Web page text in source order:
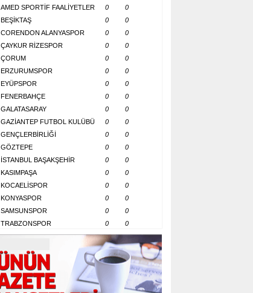
AMED SPORTİF FAALİYETLER 0
0
BEŞİKTAŞ 0
0
CORENDON ALANYASPOR 0
0
ÇAYKUR RİZESPOR 0
0
ÇORUM 0
0
ERZURUMSPOR 0
0
EYÜPSPOR 0
0
FENERBAHÇE 0
0
GALATASARAY 0
0
GAZİANTEP FUTBOL KULÜBÜ 0
0
GENÇLERBİRLİĞİ 0
0
GÖZTEPE 0
0
İSTANBUL BAŞAKŞEHİR 0
0
KASIMPAŞA 0
0
KOCAELİSPOR 0
0
KONYASPOR 0
0
SAMSUNSPOR 0
0
TRABZONSPOR 0 0